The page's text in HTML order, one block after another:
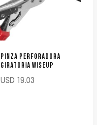
PINZA PERFORADORA
GIRATORIA WISEUP
USD 19.03